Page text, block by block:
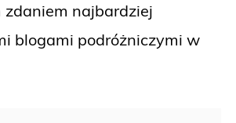
zdaniem najbardziej
blogami podróżniczymi w